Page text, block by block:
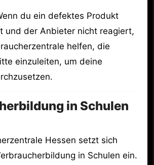
du ein defektes Produkt
und der Anbieter nicht reagiert,
helfen, die
einzuleiten, um deine
in Schulen
Hessen setzt sich
in Schulen ein.